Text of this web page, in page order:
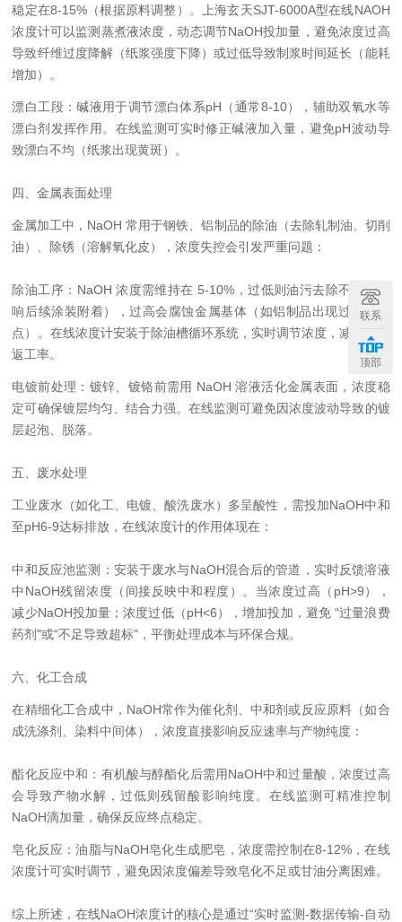
稳定在8-15%（根据原料调整）。上海玄天SJT-6000A型在线NAOH
浓度计可以监测蒸煮液浓度，动态调节NaOH投加量，避免浓度过高
导致纤维过度降解（纸浆强度下降）或过低导致制浆时间延长（能耗
增加）。
漂白工段：碱液用于调节漂白体系pH（通常8-10），辅助双氧水等
漂白剂发挥作用。在线监测可实时修正碱液加入量，避免pH波动导
致漂白不均（纸浆出现黄斑）。
四、金属表面处理
金属加工中，NaOH 常用于钢铁、铝制品的除油（去除轧制油、切削
油）、除锈（溶解氧化皮），浓度失控会引发严重问题：
除油工序：NaOH 浓度需维持在 5-10%，过低则油污去除不足（影
响后续涂装附着），过高会腐蚀金属基体（如铝制品出现过腐蚀斑
点）。在线浓度计安装于除油槽循环系统，实时调节浓度，减少工件
返工率。
电镀前处理：镀锌、镀铬前需用 NaOH 溶液活化金属表面，浓度稳
定可确保镀层均匀、结合力强。在线监测可避免因浓度波动导致的镀
层起泡、脱落。
五、废水处理
工业废水（如化工、电镀、酸洗废水）多呈酸性，需投加NaOH中和
至pH6-9达标排放，在线浓度计的作用体现在：
中和反应池监测：安装于废水与NaOH混合后的管道，实时反馈溶液
中NaOH残留浓度（间接反映中和程度）。当浓度过高（pH>9），
减少NaOH投加量；浓度过低（pH<6），增加投加，避免 “过量浪费
药剂"或“不足导致超标"，平衡处理成本与环保合规。
六、化工合成
在精细化工合成中，NaOH常作为催化剂、中和剂或反应原料（如合
成洗涤剂、染料中间体），浓度直接影响反应速率与产物纯度：
酯化反应中和：有机酸与醇酯化后需用NaOH中和过量酸，浓度过高
会导致产物水解，过低则残留酸影响纯度。在线监测可精准控制
NaOH滴加量，确保反应终点稳定。
皂化反应：油脂与NaOH皂化生成肥皂，浓度需控制在8-12%，在线
浓度计可实时调节，避免因浓度偏差导致皂化不足或甘油分离困难。
综上所述，在线NaOH浓度计的核心是通过“实时监测-数据传输-自动
联系
顶部